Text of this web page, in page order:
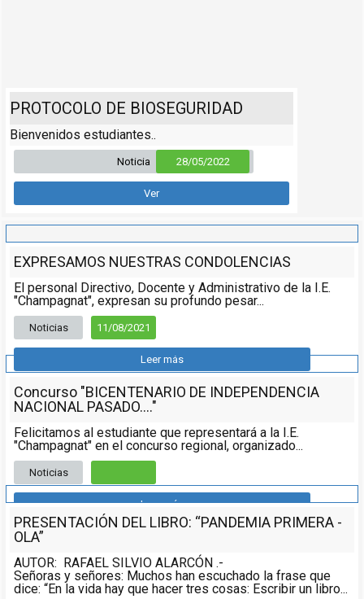
PROTOCOLO DE BIOSEGURIDAD
Bienvenidos estudiantes..
Noticia 28/05/2022
Ver
EXPRESAMOS NUESTRAS CONDOLENCIAS
El personal Directivo, Docente y Administrativo de la I.E.
"Champagnat", expresan su profundo pesar...
Noticias 11/08/2021
Leer más
Concurso "BICENTENARIO DE INDEPENDENCIA
NACIONAL PASADO...."
Felicitamos al estudiante que representará a la I.E.
"Champagnat" en el concurso regional, organizado...
Noticias
Leer más
PRESENTACIÓN DEL LIBRO: “PANDEMIA PRIMERA -
OLA”
AUTOR: RAFAEL SILVIO ALARCÓN .-
Señoras y señores: Muchos han escuchado la frase que
dice: “En la vida hay que hacer tres cosas: Escribir un libro...